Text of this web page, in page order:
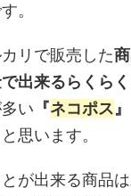
。
リで販売した
出来るらくら
い 『ネコポス 』
思います。
が出来る商品